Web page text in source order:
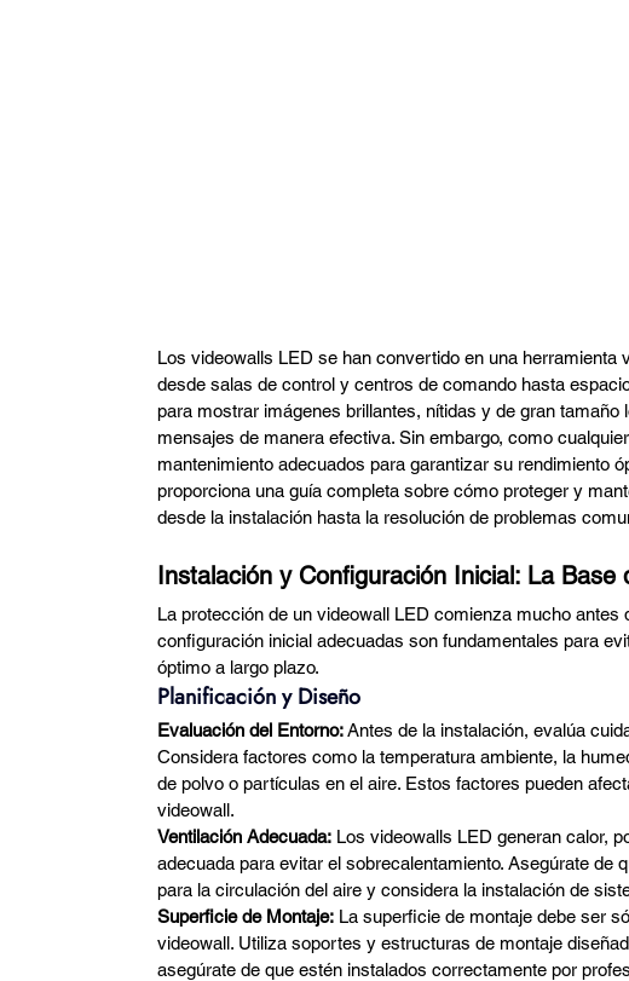
Los videowalls LED se han convertido en una herramienta
desde salas de control y centros de comando hasta
para mostrar imágenes brillantes, nítidas y de gran
mensajes de manera efectiva. Sin embargo, como
mantenimiento adecuados para garantizar su rendimiento
proporciona una guía completa sobre cómo proteger y
desde la instalación hasta la resolución de problemas
Instalación y Configuración Inicial: La Base
La protección de un videowall LED comienza mucho
configuración inicial adecuadas son fundamentales para
óptimo a largo plazo.
Planificación y Diseño
Evaluación del Entorno: Antes de la instalación, evalúa
Considera factores como la temperatura ambiente, la
de polvo o partículas en el aire. Estos factores pueden
videowall.
Ventilación Adecuada: Los videowalls LED generan calor,
adecuada para evitar el sobrecalentamiento. Asegúrate de
para la circulación del aire y considera la instalación de
Superficie de Montaje: La superficie de montaje debe ser
videowall. Utiliza soportes y estructuras de montaje
asegúrate de que estén instalados correctamente por